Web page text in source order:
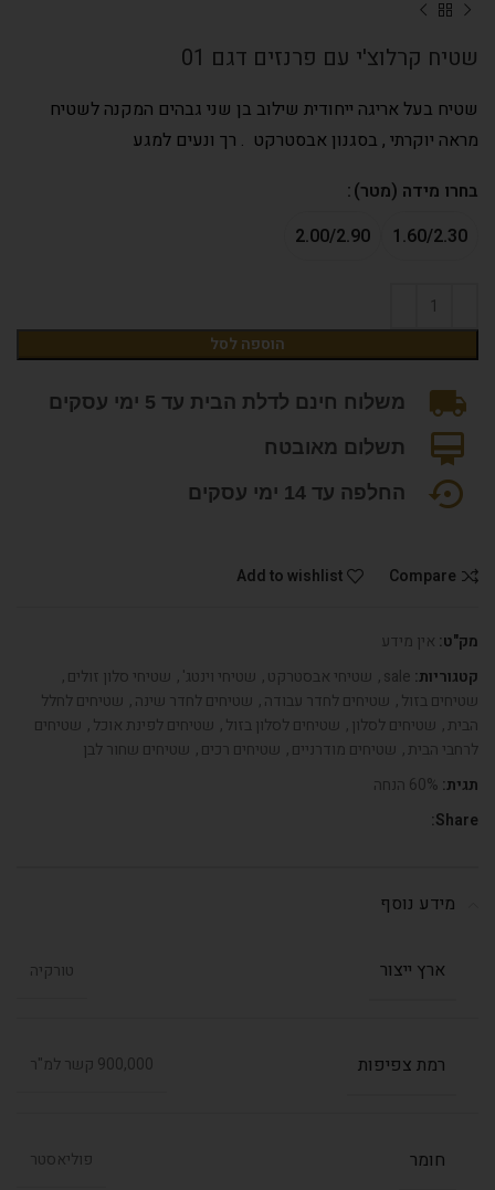
שטיח קרלוצ'י עם פרנזים דגם 01
שטיח בעל אריגה ייחודית שילוב בן שני גבהים המקנה לשטיח
מראה יוקרתי , בסגנון אבסטרקט . רך ונעים למגע
בחרו מידה (מטר)
1.60/2.30
2.00/2.90
הוספה לסל
משלוח חינם לדלת הבית עד 5 ימי עסקים
תשלום מאובטח
החלפה עד 14 ימי עסקים
Compare
Add to wishlist
מק"ט: אין מידע
קטגוריות: sale
, שטיחי אבסטרקט, שטיחי וינטג', שטיחי סלון זולים,
שטיחים בזול, שטיחים לחדר עבודה, שטיחים לחדר שינה, שטיחים לחלל
הבית, שטיחים לסלון, שטיחים לסלון בזול, שטיחים לפינת אוכל, שטיחים
לרחבי הבית, שטיחים מודרניים, שטיחים רכים, שטיחים שחור לבן
תגית: 60% הנחה
Share:
מידע נוסף
ארץ ייצור טורקיה
רמת צפיפות 900,000 קשר למ"ר
חומר פוליאסטר